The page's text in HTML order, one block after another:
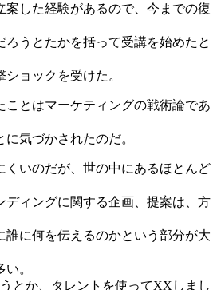
案した経験があるので、今までの復
ろうとたかを括って受講を始めたと
ョックを受けた。
ことはマーケティングの戦術論であ
気づかされたのだ。
くいのだが、世の中にあるほとんど
ディングに関する企画、提案は、方
誰に何を伝えるのかという部分が大
。
とか、タレントを使ってXXしまし